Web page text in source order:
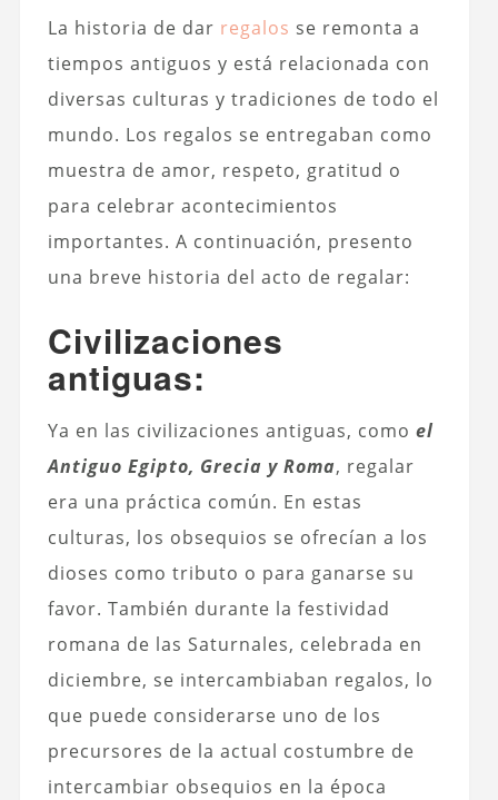
La historia de dar regalos se remonta a
tiempos antiguos y está relacionada con
diversas culturas y tradiciones de todo el
mundo. Los regalos se entregaban como
muestra de amor, respeto, gratitud o
para celebrar acontecimientos
importantes. A continuación, presento
una breve historia del acto de regalar:
Civilizaciones
antiguas:
Ya en las civilizaciones antiguas, como el
Antiguo Egipto, Grecia y Roma, regalar
era una práctica común. En estas
culturas, los obsequios se ofrecían a los
dioses como tributo o para ganarse su
favor. También durante la festividad
romana de las Saturnales, celebrada en
diciembre, se intercambiaban regalos, lo
que puede considerarse uno de los
precursores de la actual costumbre de
intercambiar obsequios en la época